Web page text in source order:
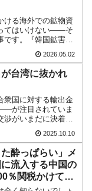
状況が悪い。せ
策だソレ。
07月は4,279億ド
。選管がサーバー
対策で浅薄な発
に不適格な国
量を増やします」
ける海外での鉱物資
てはいけない――そ
す。『韓国鉱害鉱
山の株式および債権
よびアメリカ合衆
1ド...
2026.05.02
台湾に抜かれ
衆国に対する輸出金
が注目されていま
渉がいまだに決着が
合衆国の全輸入金額
Top10は以下のよう
01～07月累計）。1
2025.10.10
酔っぱらい」メ
流入する中国の
％関税かけてや